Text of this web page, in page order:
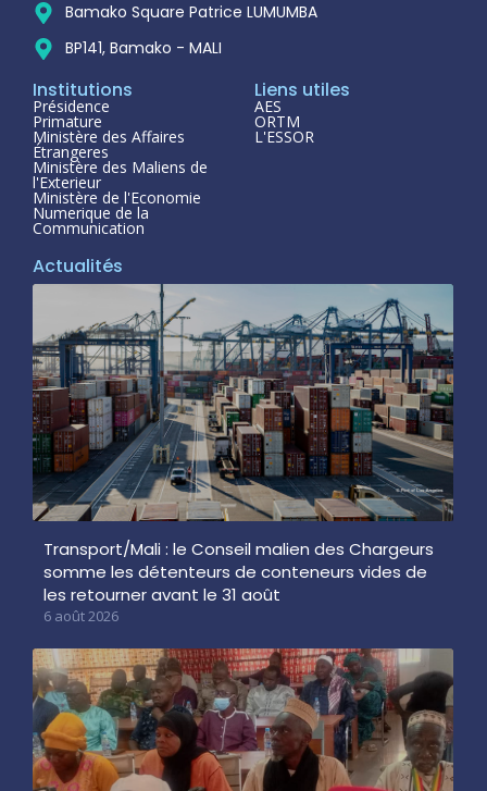
Bamako Square Patrice LUMUMBA
BP141, Bamako - MALI
Institutions
Présidence
Primature
Ministère des Affaires
Étrangeres
Ministère des Maliens de
l'Exterieur
Ministère de l'Economie
Numerique de la
Communication
Liens utiles
AES
ORTM
L'ESSOR
Actualités
Transport/Mali : le Conseil malien des Chargeurs
somme les détenteurs de conteneurs vides de
les retourner avant le 31 août
6 août 2026